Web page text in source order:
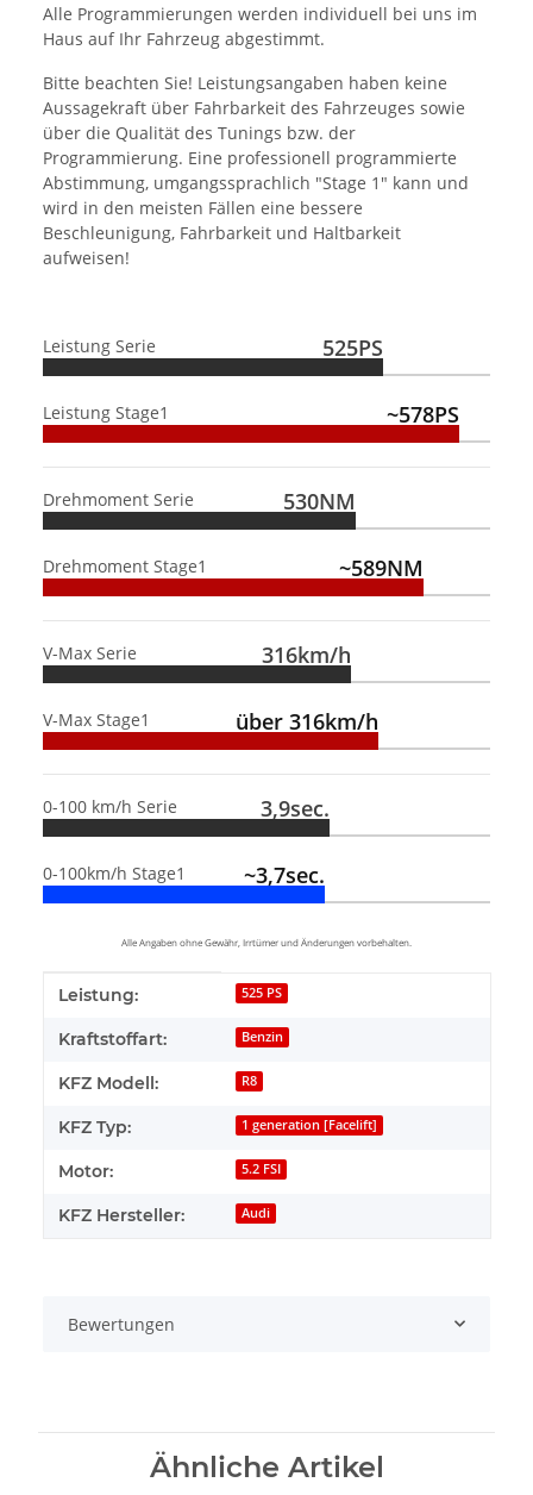
Alle Programmierungen werden individuell bei uns im
Haus auf Ihr Fahrzeug abgestimmt.
Bitte beachten Sie! Leistungsangaben haben keine
Aussagekraft über Fahrbarkeit des Fahrzeuges sowie
über die Qualität des Tunings bzw. der
Programmierung. Eine professionell programmierte
Abstimmung, umgangssprachlich "Stage 1" kann und
wird in den meisten Fällen eine bessere
Beschleunigung, Fahrbarkeit und Haltbarkeit
aufweisen!
Leistung Serie 525PS
Leistung Stage1 ~578PS
Drehmoment Serie 530NM
Drehmoment Stage1 ~589NM
V-Max Serie 316km/h
V-Max Stage1 über 316km/h
0-100 km/h Serie 3,9sec.
0-100km/h Stage1 ~3,7sec.
Alle Angaben ohne Gewähr, Irrtümer und Änderungen vorbehalten.
Produkteigenschaft
Wert
Leistung: 525 PS
Kraftstoffart: Benzin
KFZ Modell: R8
KFZ Typ: 1 generation [Facelift]
Motor: 5.2 FSI
KFZ Hersteller: Audi
Bewertungen
Ähnliche Artikel